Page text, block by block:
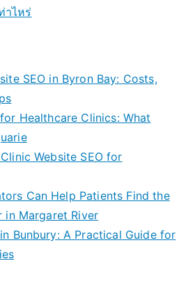
าไหร่
SEO in Byron Bay: Costs,
Healthcare Clinics: What
Website SEO for
Can Help Patients Find the
in Margaret River
Bunbury: A Practical Guide for